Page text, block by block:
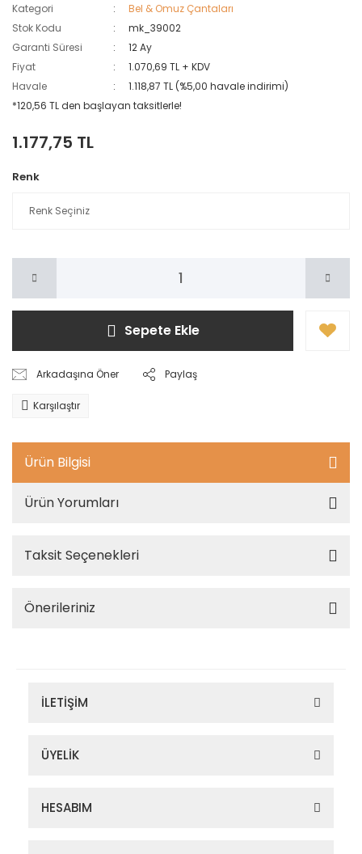
Kategori
Bel & Omuz Çantaları
Stok Kodu
mk_39002
Garanti Süresi
12 Ay
Fiyat
1.070,69 TL + KDV
Havale
1.118,87 TL (%5,00 havale indirimi)
*120,56 TL den başlayan taksitlerle!
1.177,75 TL
Renk
Sepete Ekle
Arkadaşına Öner Paylaş
Karşılaştır
Ürün Bilgisi
Ürün Yorumları
Taksit Seçenekleri
Önerileriniz
İLETİŞİM
ÜYELİK
HESABIM